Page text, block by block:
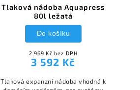
Tlaková nádoba Aquapress
80l ležatá
2 969 Kč bez DPH
3 592 Kč
Do košíku
Tlaková expanzní nádoba vhodná k